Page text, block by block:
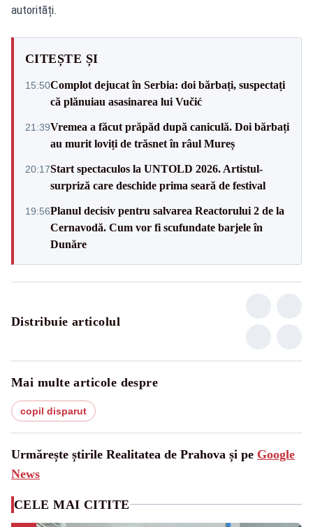
autorități.
CITEȘTE ȘI
15:50Complot dejucat în Serbia: doi bărbați, suspectați
că plănuiau asasinarea lui Vučić
21:39Vremea a făcut prăpăd după caniculă. Doi bărbați
au murit loviți de trăsnet în râul Mureș
20:17Start spectaculos la UNTOLD 2026. Artistul-
surpriză care deschide prima seară de festival
19:56Planul decisiv pentru salvarea Reactorului 2 de la
Cernavodă. Cum vor fi scufundate barjele în
Dunăre
Distribuie articolul
Mai multe articole despre
copil disparut
Urmărește știrile Realitatea de Prahova și pe Google
News
CELE MAI CITITE